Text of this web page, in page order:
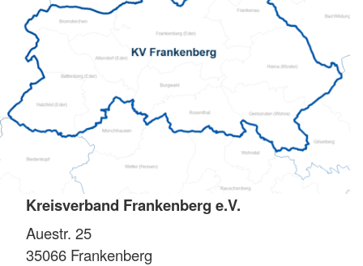
Kreisverband Frankenberg e.V.
Auestr. 25
35066 Frankenberg